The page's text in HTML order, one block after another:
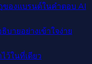
องแบรนด์ในคำตอบ AI
บายอย่างเข้าใจง่าย
ว้ในที่เดียว